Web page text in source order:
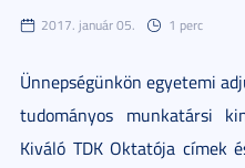
2017. január 05. 1 perc
Ünnepségünkön egyetemi
tudományos munkatársi
Kiváló TDK Oktatója címek